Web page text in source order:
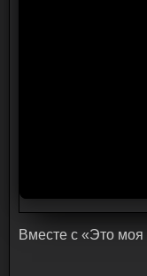
Bмecтe c «Это моя